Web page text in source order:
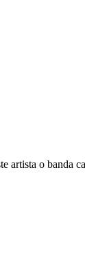
artista o